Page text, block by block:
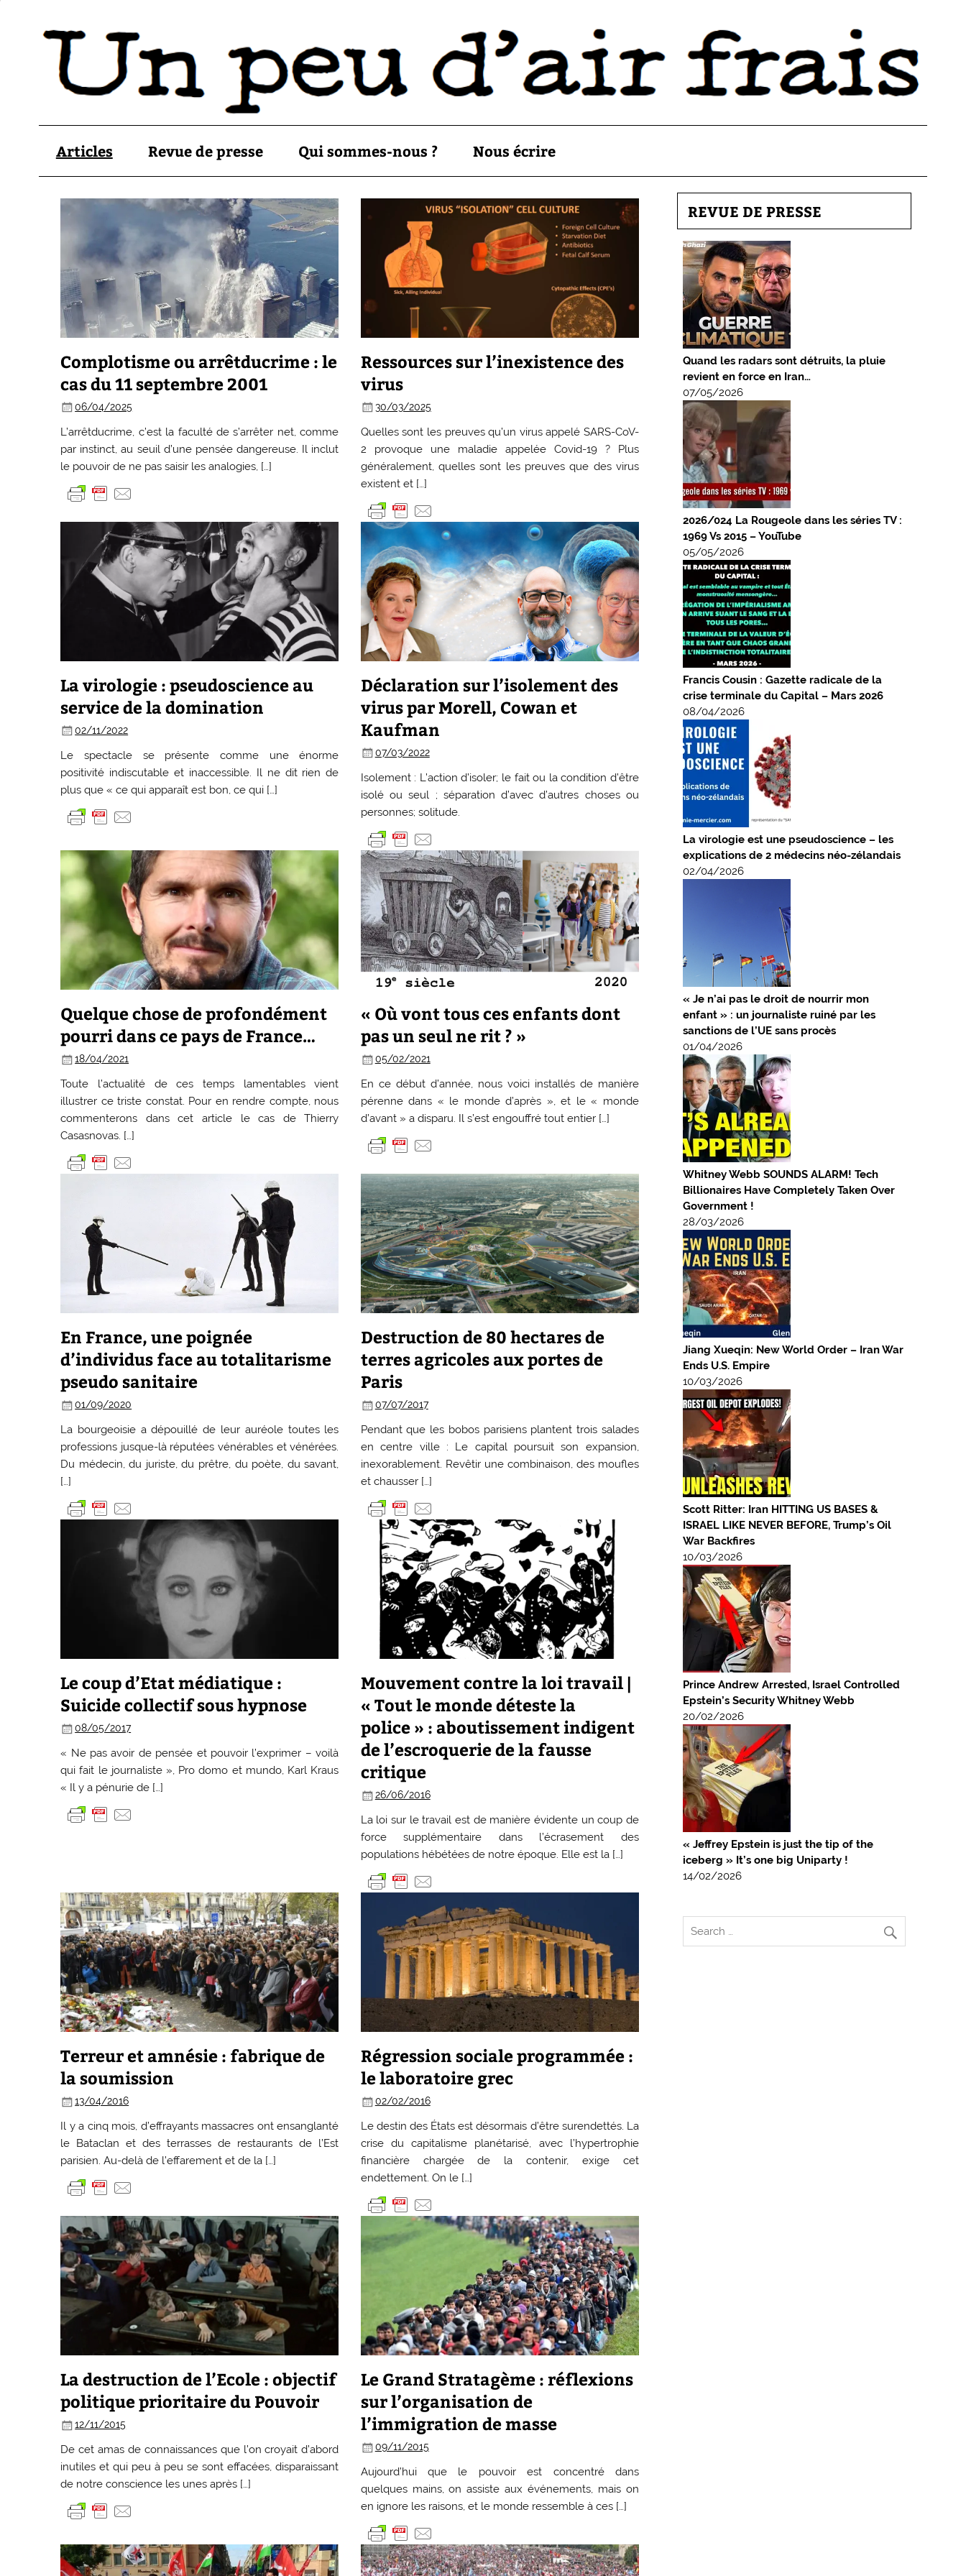
Articles Revue de presse Qui sommes-nous ? Nous écrire
Complotisme ou arrêtducrime : le
cas du 11 septembre 2001
06/04/2025
L’arrêtducrime, c’est la faculté de s’arrêter net, comme
par instinct, au seuil d’une pensée dangereuse. Il inclut
le pouvoir de ne pas saisir les analogies, […]
Ressources sur l’inexistence des
virus
30/03/2025
Quelles sont les preuves qu’un virus appelé SARS-CoV-
2 provoque une maladie appelée Covid-19 ? Plus
généralement, quelles sont les preuves que des virus
existent et […]
La virologie : pseudoscience au
service de la domination
02/11/2022
Le spectacle se présente comme une énorme
positivité indiscutable et inaccessible. Il ne dit rien de
plus que « ce qui apparaît est bon, ce qui […]
Déclaration sur l’isolement des
virus par Morell, Cowan et
Kaufman
07/03/2022
Isolement : L’action d’isoler; le fait ou la condition d’être
isolé ou seul ; séparation d’avec d’autres choses ou
personnes; solitude.
Quelque chose de profondément
pourri dans ce pays de France…
18/04/2021
Toute l’actualité de ces temps lamentables vient
illustrer ce triste constat. Pour en rendre compte, nous
commenterons dans cet article le cas de Thierry
Casasnovas. […]
« Où vont tous ces enfants dont
pas un seul ne rit ? »
05/02/2021
En ce début d’année, nous voici installés de manière
pérenne dans « le monde d’après », et le « monde
d’avant » a disparu. Il s’est engouffré tout entier […]
En France, une poignée
d’individus face au totalitarisme
pseudo sanitaire
01/09/2020
La bourgeoisie a dépouillé de leur auréole toutes les
professions jusque-là réputées vénérables et vénérées.
Du médecin, du juriste, du prêtre, du poète, du savant,
[…]
Destruction de 80 hectares de
terres agricoles aux portes de
Paris
07/07/2017
Pendant que les bobos parisiens plantent trois salades
en centre ville : Le capital poursuit son expansion,
inexorablement. Revêtir une combinaison, des moufles
et chausser […]
Le coup d’Etat médiatique :
Suicide collectif sous hypnose
08/05/2017
« Ne pas avoir de pensée et pouvoir l’exprimer – voilà
qui fait le journaliste », Pro domo et mundo, Karl Kraus
« Il y a pénurie de […]
Mouvement contre la loi travail |
« Tout le monde déteste la
police » : aboutissement indigent
de l’escroquerie de la fausse
critique
26/06/2016
La loi sur le travail est de manière évidente un coup de
force supplémentaire dans l’écrasement des
populations hébétées de notre époque. Elle est la […]
Terreur et amnésie : fabrique de
la soumission
13/04/2016
Il y a cinq mois, d’effrayants massacres ont ensanglanté
le Bataclan et des terrasses de restaurants de l’Est
parisien. Au-delà de l’effarement et de la […]
Régression sociale programmée :
le laboratoire grec
02/02/2016
Le destin des États est désormais d’être surendettés. La
crise du capitalisme planétarisé, avec l’hypertrophie
financière chargée de la contenir, exige cet
endettement. On le […]
La destruction de l’Ecole : objectif
politique prioritaire du Pouvoir
12/11/2015
De cet amas de connaissances que l’on croyait d’abord
inutiles et qui peu à peu se sont effacées, disparaissant
de notre conscience les unes après […]
Le Grand Stratagème : réflexions
sur l’organisation de
l’immigration de masse
09/11/2015
Aujourd’hui que le pouvoir est concentré dans
quelques mains, on assiste aux événements, mais on
en ignore les raisons, et le monde ressemble à ces […]
REVUE DE PRESSE
Quand les radars sont détruits, la pluie
revient en force en Iran…
07/05/2026
2026/024 La Rougeole dans les séries TV :
1969 Vs 2015 – YouTube
05/05/2026
Francis Cousin : Gazette radicale de la
crise terminale du Capital – Mars 2026
08/04/2026
La virologie est une pseudoscience – les
explications de 2 médecins néo-zélandais
02/04/2026
« Je n’ai pas le droit de nourrir mon
enfant » : un journaliste ruiné par les
sanctions de l’UE sans procès
01/04/2026
Whitney Webb SOUNDS ALARM! Tech
Billionaires Have Completely Taken Over
Government !
28/03/2026
Jiang Xueqin: New World Order – Iran War
Ends U.S. Empire
10/03/2026
Scott Ritter: Iran HITTING US BASES &
ISRAEL LIKE NEVER BEFORE, Trump’s Oil
War Backfires
10/03/2026
Prince Andrew Arrested, Israel Controlled
Epstein’s Security Whitney Webb
20/02/2026
« Jeffrey Epstein is just the tip of the
iceberg » It’s one big Uniparty !
14/02/2026